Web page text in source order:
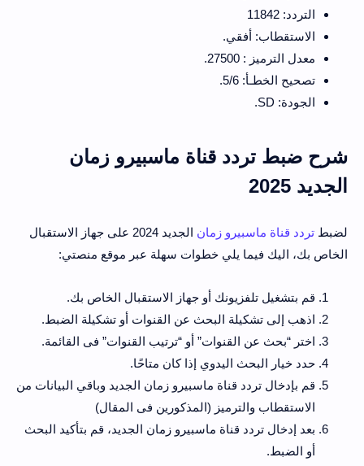
التردد: 11842
الاستقطاب: أفقي.
معدل الترميز : 27500.
تصحيح الخطـأ: 5/6.
الجودة: SD.
شرح ضبط تردد قناة ماسبيرو زمان
الجديد 2025
لضبط تردد قناة ماسبيرو زمان
الجديد 2024 على جهاز الاستقبال
الخاص بك، اليك فيما يلي خطوات سهلة عبر موقع منصتي:
قم بتشغيل تلفزيونك أو جهاز الاستقبال الخاص بك.
اذهب إلى تشكيلة البحث عن القنوات أو تشكيلة الضبط.
اختر “بحث عن القنوات” أو “ترتيب القنوات” فى القائمة.
حدد خيار البحث اليدوي إذا كان متاحًا.
قم بإدخال تردد قناة ماسبيرو زمان الجديد وباقي البيانات من
الاستقطاب والترميز (المذكورين فى المقال)
بعد إدخال تردد قناة ماسبيرو زمان الجديد، قم بتأكيد البحث
أو الضبط.